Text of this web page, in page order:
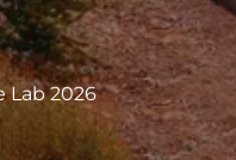
Lab 2026